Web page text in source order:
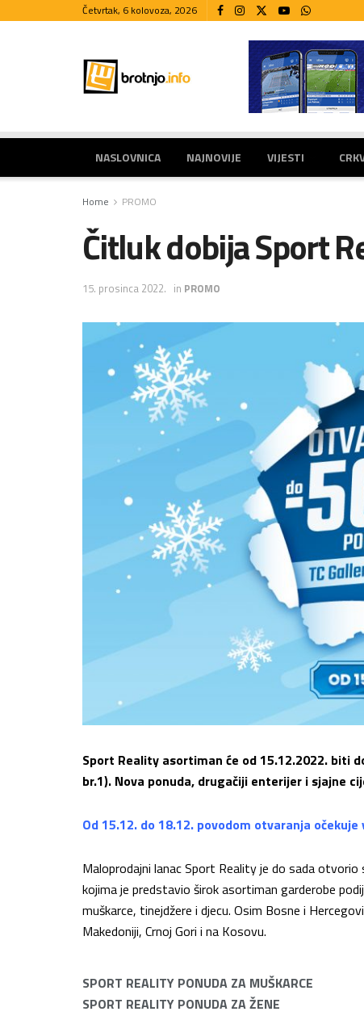
Četvrtak, 6 kolovoza, 2026
NASLOVNICA NAJNOVIJE VIJESTI
Home PROMO
Čitluk dobija Sport
15. prosinca 2022. in PROMO
Sport Reality asortiman će od 15.12.2022. biti
br.1). Nova ponuda, drugačiji enterijer i sjajne
Od 15.12. do 18.12. povodom otvaranja
Maloprodajni lanac Sport Reality je do sada
kojima je predstavio širok asortiman garderobe
muškarce, tinejdžere i djecu. Osim Bosne i
Makedoniji, Crnoj Gori i na Kosovu.
SPORT REALITY PONUDA ZA MUŠKARCE
SPORT REALITY PONUDA ZA ŽENE